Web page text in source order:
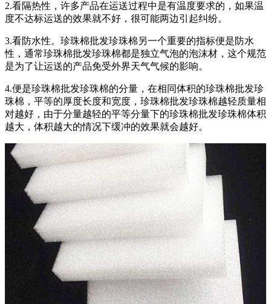
2.看隔热性，许多产品在运送过程中是有温度要求的，如果温
度不达标运送的效果就不好，很可能两边引起纠纷。
3.看防水性。珍珠棉批发珍珠棉另一个重要的指标便是防水
性，通常珍珠棉批发珍珠棉都是独立气泡的泡沫材，这个规范
是为了让运送的产品免受外界天气气候的影响。
4.便是珍珠棉批发珍珠棉的分量，在相同体积的珍珠棉批发珍
珠棉，平等的厚度长度和宽度，珍珠棉批发珍珠棉越轻质量相
对越好，由于分量越轻的平等分量下的珍珠棉批发珍珠棉体积
越大，体积越大的情况下缓冲的效果就会越好。